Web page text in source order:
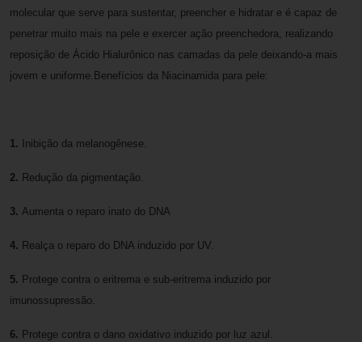
molecular que serve para sustentar, preencher e hidratar e é capaz de
penetrar muito mais na pele e exercer ação preenchedora, realizando
reposição de Ácido Hialurônico nas camadas da pele deixando-a mais
jovem e uniforme.Benefícios da Niacinamida para pele:
1. Inibição da melanogênese.
2. Redução da pigmentação.
3. Aumenta o reparo inato do DNA
4. Realça o reparo do DNA induzido por UV.
5. Protege contra o eritrema e sub-eritrema induzido por
imunossupressão.
6. Protege contra o dano oxidativo induzido por luz azul.